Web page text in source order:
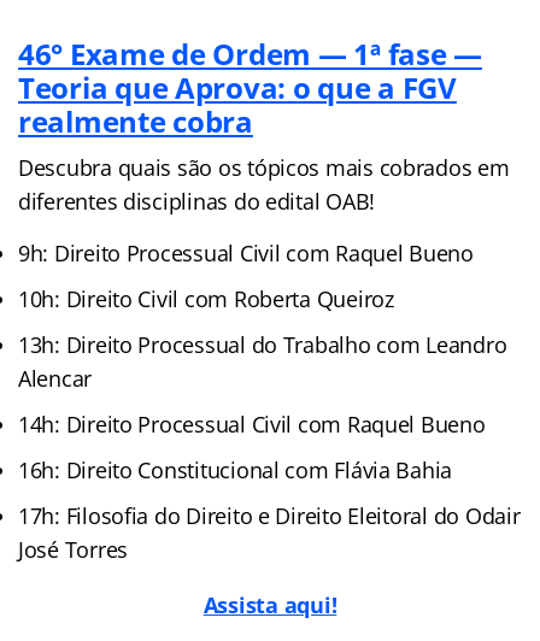
46° Exame de Ordem — 1ª fase —
Teoria que Aprova: o que a FGV
realmente cobra
Descubra quais são os tópicos mais cobrados em
diferentes disciplinas do edital OAB!
9h: Direito Processual Civil com Raquel Bueno
10h: Direito Civil com Roberta Queiroz
13h: Direito Processual do Trabalho com Leandro
Alencar
14h: Direito Processual Civil com Raquel Bueno
16h: Direito Constitucional com Flávia Bahia
17h: Filosofia do Direito e Direito Eleitoral do Odair
José Torres
Assista aqui!